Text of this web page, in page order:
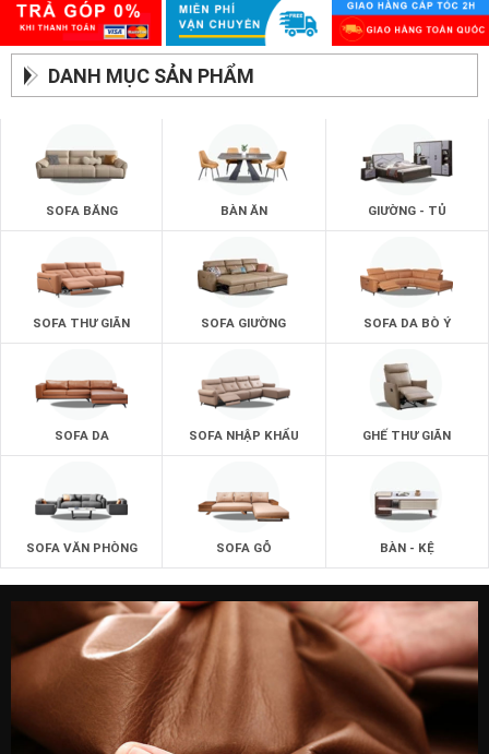
DANH MỤC SẢN PHẨM
SOFA BĂNG BÀN ĂN GIƯỜNG - TỦ
SOFA THƯ GIÃN SOFA GIƯỜNG SOFA DA BÒ Ý
SOFA DA SOFA NHẬP KHẨU GHẾ THƯ GIÃN
SOFA VĂN PHÒNG SOFA GỖ BÀN - KỆ